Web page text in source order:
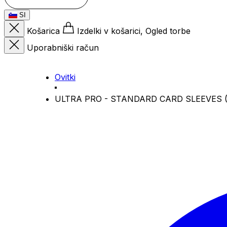
SI
Košarica
Izdelki v košarici, Ogled torbe
Uporabniški račun
Ovitki
ULTRA PRO - STANDARD CARD